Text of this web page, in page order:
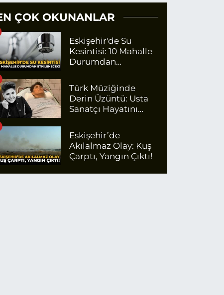
ÇOK OKUNANLAR
Eskişehir'de Su
Kesintisi: 10 Mahalle
Durumdan
Türk Müziğinde
Derin Üzüntü: Usta
Sanatçı Hayatını
Eskişehir’de
Akılalmaz Olay: Kuş
Çarptı, Yangın Çıktı!